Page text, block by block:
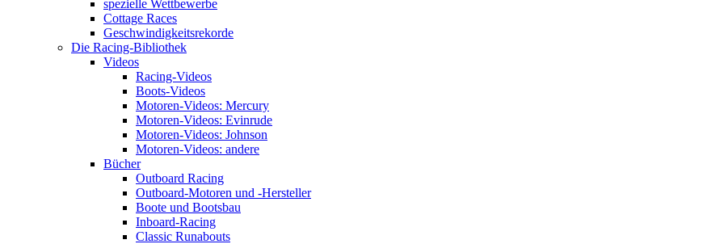
spezielle Wettbewerbe
Cottage Races
Geschwindigkeitsrekorde
Die Racing-Bibliothek
Videos
Racing-Videos
Boots-Videos
Motoren-Videos: Mercury
Motoren-Videos: Evinrude
Motoren-Videos: Johnson
Motoren-Videos: andere
Bücher
Outboard Racing
Outboard-Motoren und -Hersteller
Boote und Bootsbau
Inboard-Racing
Classic Runabouts